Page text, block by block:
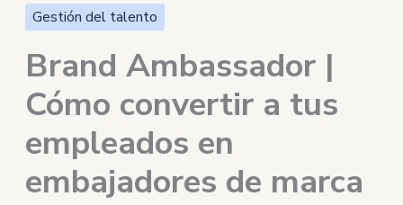
Gestión del talento
Brand Ambassador |
Cómo convertir a tus
empleados en
embajadores de marca